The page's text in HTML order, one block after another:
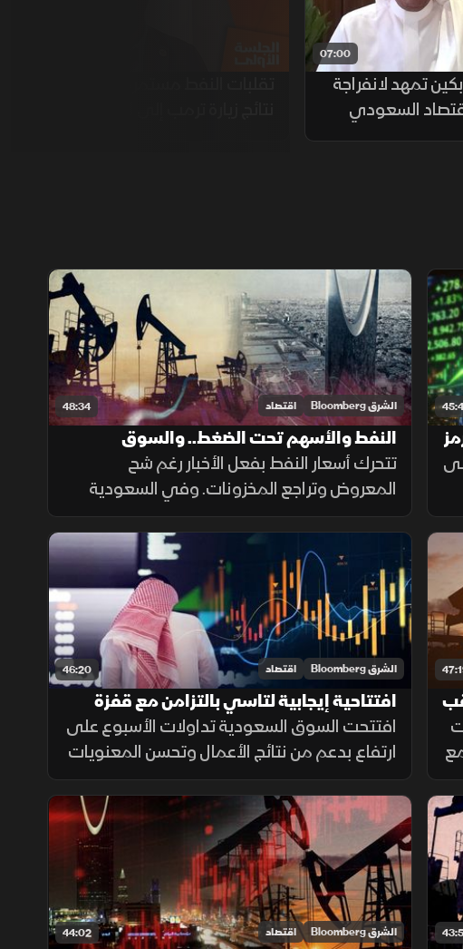
07:00
تمهد لانفراجة
السعودي
48:34 الشرق Bloomberg اقتصاد
النفط والأسهم تحت الضغط.. والسوق
السعودية تترقب التهدئة
تتحرك أسعار النفط بفعل الأخبار رغم شح
المعروض وتراجع المخزونات. وفي السعودية
تحد الفائدة والعوامل المحلية من مكاسب
الأسهم بينما تنتظر السوق انحسار التوترات أو
خفض الفائدة لدعم تاسي.
46:20 الشرق Bloomberg اقتصاد
افتتاحية إيجابية لتاسي بالتزامن مع قفزة
بأرباح الشركات
افتتحت السوق السعودية تداولات الأسبوع على
ارتفاع بدعم من نتائج الأعمال وتحسن المعنويات
عقب تأجيل ترمب الضربة على إيران، مع استمرار
ترقب نتائج الشركات وحركة أسعار الطاقة.
44:02 الشرق Bloomberg اقتصاد